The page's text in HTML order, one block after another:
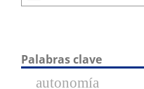
Palabras clave
autonomía